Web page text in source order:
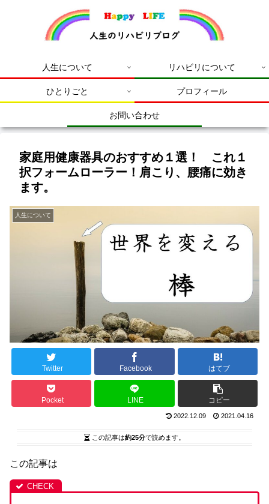
人生について リハビリについて
ひとりごと プロフィール
お問い合わせ
家庭用健康器具のおすすめ１選！ これ１
択フォームローラー！肩こり、腰痛に効き
ます。
人生について
Twitter Facebook はてブ
Pocket LINE コピー
2022.12.09 2021.04.16
この記事は約25分で読めます。
この記事は